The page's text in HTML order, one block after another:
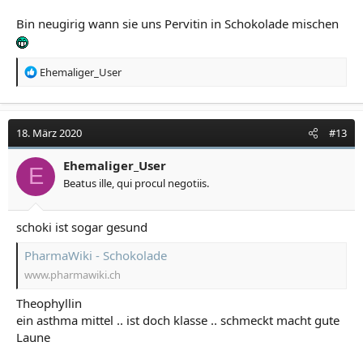
Bin neugirig wann sie uns Pervitin in Schokolade mischen
R
a
t
i
o
n
e
Ehemaliger_User
18. März 2020 #13
E Ehemaliger_User
Beatus ille, qui procul negotiis.
schoki ist sogar gesund
PharmaWiki - Schokolade
www.pharmawiki.ch
Theophyllin
ein asthma mittel .. ist doch klasse .. schmeckt macht gute
Laune